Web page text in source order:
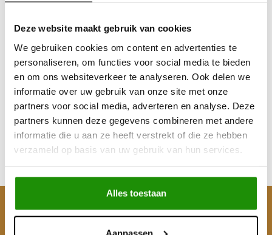
Deze website maakt gebruik van cookies
We gebruiken cookies om content en advertenties te
personaliseren, om functies voor social media te bieden
en om ons websiteverkeer te analyseren. Ook delen we
informatie over uw gebruik van onze site met onze
partners voor social media, adverteren en analyse. Deze
partners kunnen deze gegevens combineren met andere
informatie die u aan ze heeft verstrekt of die ze hebben
verzameld op basis van uw gebruik van hun services.
Alles toestaan
Aanpassen
MUDTEC AIR
COMPRESSOR 35L 12V
€40,50
Excl. btw
€49,00
Klantenservice